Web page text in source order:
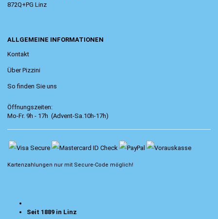
872Q+PG Linz
ALLGEMEINE INFORMATIONEN
Kontakt
Über Pizzini
So finden Sie uns
Öffnungszeiten:
Mo-Fr. 9h - 17h (Advent-Sa.10h-17h)
Kartenzahlungen nur mit Secure-Code möglich!
Seit 1889 in Linz